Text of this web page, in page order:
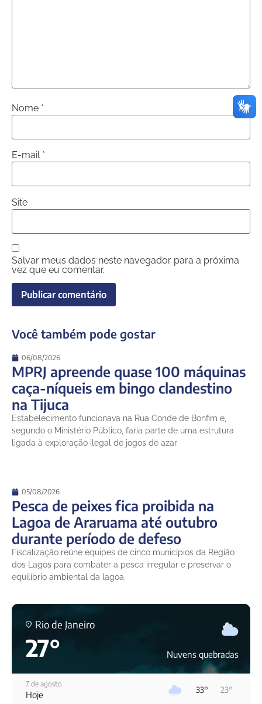
Nome *
E-mail *
Site
Salvar meus dados neste navegador para a próxima
vez que eu comentar.
Você também pode gostar
06/08/2026
MPRJ apreende quase 100 máquinas
caça-níqueis em bingo clandestino
na Tijuca
Estabelecimento funcionava na Rua Conde de Bonfim e,
segundo o Ministério Público, faria parte de uma estrutura
ligada à exploração ilegal de jogos de azar
05/08/2026
Pesca de peixes fica proibida na
Lagoa de Araruama até outubro
durante período de defeso
Fiscalização reúne equipes de cinco municípios da Região
dos Lagos para combater a pesca irregular e preservar o
equilíbrio ambiental da lagoa.
Rio de Janeiro
27° Nuvens quebradas
7 de agosto
Hoje 33° 23°